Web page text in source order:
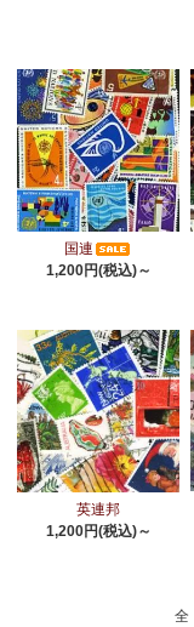
国連
1,200円(税込)～
英連邦
1,200円(税込)～
全